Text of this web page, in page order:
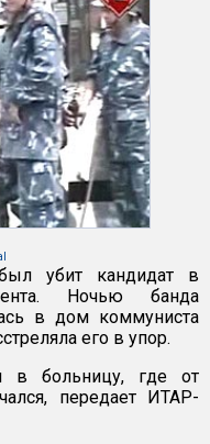
убит кандидат в
Ночью банда
в дом коммуниста
его в упор.
в больницу, где от
передает ИТАР-